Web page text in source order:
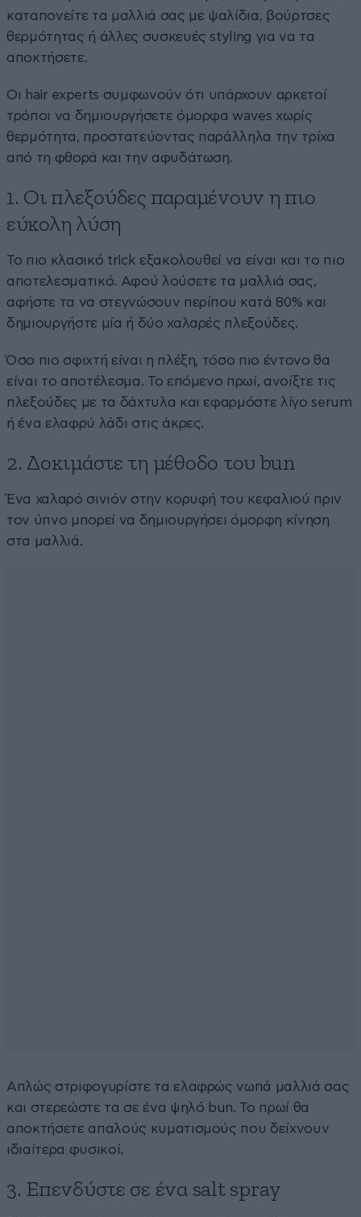
καταπονείτε τα μαλλιά σας με ψαλίδια, βούρτσες
θερμότητας ή άλλες συσκευές styling για να τα
αποκτήσετε.
Οι hair experts συμφωνούν ότι υπάρχουν αρκετοί
τρόποι να δημιουργήσετε όμορφα waves χωρίς
θερμότητα, προστατεύοντας παράλληλα την τρίχα
από τη φθορά και την αφυδάτωση.
1. Οι πλεξούδες παραμένουν η πιο
εύκολη λύση
Το πιο κλασικό trick εξακολουθεί να είναι και το πιο
αποτελεσματικό. Αφού λούσετε τα μαλλιά σας,
αφήστε τα να στεγνώσουν περίπου κατά 80% και
δημιουργήστε μία ή δύο χαλαρές πλεξούδες.
Όσο πιο σφιχτή είναι η πλέξη, τόσο πιο έντονο θα
είναι το αποτέλεσμα. Το επόμενο πρωί, ανοίξτε τις
πλεξούδες με τα δάχτυλα και εφαρμόστε λίγο serum
ή ένα ελαφρύ λάδι στις άκρες.
2. Δοκιμάστε τη μέθοδο του bun
Ένα χαλαρό σινιόν στην κορυφή του κεφαλιού πριν
τον ύπνο μπορεί να δημιουργήσει όμορφη κίνηση
στα μαλλιά.
Απλώς στριφογυρίστε τα ελαφρώς νωπά μαλλιά σας
και στερεώστε τα σε ένα ψηλό bun. Το πρωί θα
αποκτήσετε απαλούς κυματισμούς που δείχνουν
ιδιαίτερα φυσικοί.
3. Επενδύστε σε ένα salt spray